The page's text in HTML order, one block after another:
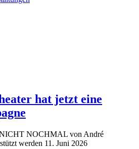
hat jetzt eine
NOCHMAL von André
werden 11. Juni 2026